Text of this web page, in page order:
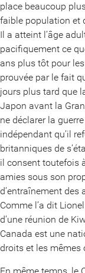
place beaucoup
faible population et
Il a atteint l’âge
pacifiquement ce
ans plus tôt pour
prouvée par le fait
jours plus tard que
Japon avant la
ne déclarer la
indépendant qu’il
britanniques de
il consent toutefois
amies sous son
d’entraînement des
Comme l’a dit
d’une réunion de
Canada est une
droits et les mêmes